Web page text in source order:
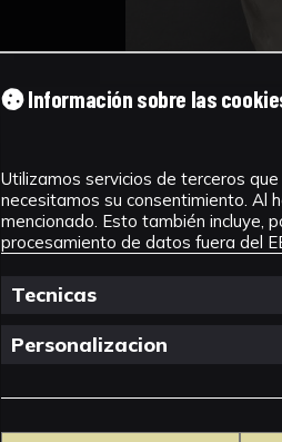
Información sobre las
Utilizamos servicios de terceros
necesitamos su consentimiento. Al
mencionado. Esto también incluye,
procesamiento de datos fuera del
Tecnicas
Personalizacion